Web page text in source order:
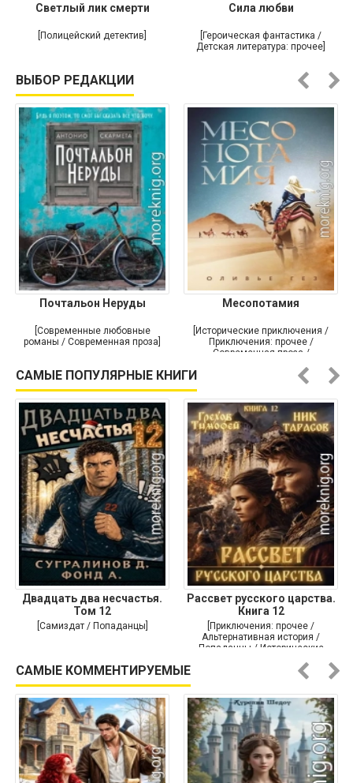
Светлый лик смерти
[Полицейский детектив]
Сила любви
[Героическая фантастика /
Детская литература: прочее]
ВЫБОР РЕДАКЦИИ
Почтальон Неруды
[Современные любовные
романы / Современная проза]
Месопотамия
[Исторические приключения /
Приключения: прочее /
Современная проза /
САМЫЕ ПОПУЛЯРНЫЕ КНИГИ
Двадцать два несчастья.
Том 12
[Самиздат / Попаданцы]
Рассвет русского царства.
Книга 12
[Приключения: прочее /
Альтернативная история /
Попаданцы / Исторические
САМЫЕ КОММЕНТИРУЕМЫЕ